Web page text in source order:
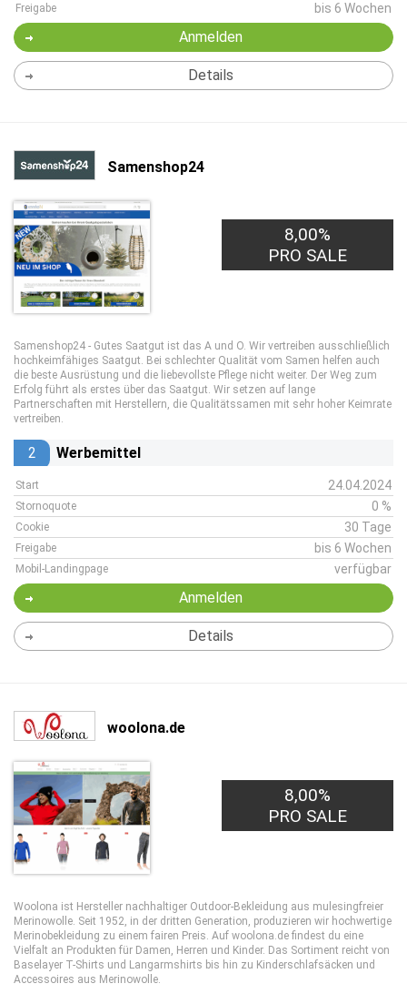
Freigabe bis 6 Wochen
Anmelden
Details
Samenshop24
8,00%
PRO SALE
Samenshop24 - Gutes Saatgut ist das A und O. Wir vertreiben ausschließlich
hochkeimfähiges Saatgut. Bei schlechter Qualität vom Samen helfen auch
die beste Ausrüstung und die liebevollste Pflege nicht weiter. Der Weg zum
Erfolg führt als erstes über das Saatgut. Wir setzen auf lange
Partnerschaften mit Herstellern, die Qualitätssamen mit sehr hoher Keimrate
vertreiben.
2 Werbemittel
Start 24.04.2024
Stornoquote 0 %
Cookie 30 Tage
Freigabe bis 6 Wochen
Mobil-Landingpage verfügbar
Anmelden
Details
woolona.de
8,00%
PRO SALE
Woolona ist Hersteller nachhaltiger Outdoor-Bekleidung aus mulesingfreier
Merinowolle. Seit 1952, in der dritten Generation, produzieren wir hochwertige
Merinobekleidung zu einem fairen Preis. Auf woolona.de findest du eine
Vielfalt an Produkten für Damen, Herren und Kinder. Das Sortiment reicht von
Baselayer T-Shirts und Langarmshirts bis hin zu Kinderschlafsäcken und
Accessoires aus Merinowolle.